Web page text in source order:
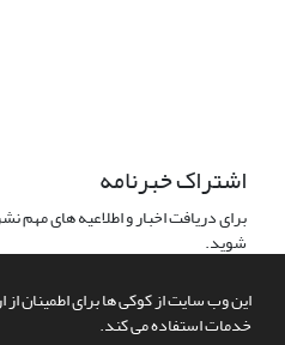
این وب سایت از کوکی ها برای اطمینان از
خدمات استفاده می کند.
اشتراک خبرنامه
برای دریافت اخبار و اطلاعیه های
شوید.